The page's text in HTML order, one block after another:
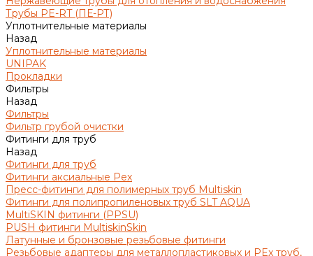
Трубы PE-RT (ПЕ-РТ)
Уплотнительные материалы
Назад
Уплотнительные материалы
UNIPAK
Прокладки
Фильтры
Назад
Фильтры
Фильтр грубой очистки
Фитинги для труб
Назад
Фитинги для труб
Фитинги аксиальные Pex
Пресс-фитинги для полимерных труб Multiskin
Фитинги для полипропиленовых труб SLT AQUA
MultiSKIN фитинги (PPSU)
PUSH фитинги MultiskinSkin
Латунные и бронзовые резьбовые фитинги
Резьбовые адаптеры для металлопластиковых и PEx труб,